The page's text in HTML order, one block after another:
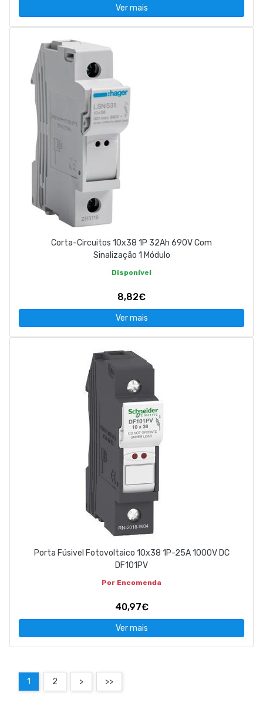
Ver mais
Corta-Circuitos 10x38 1P 32Ah 690V Com
Sinalização 1 Módulo
Disponível
8,82€
Ver mais
Porta Fúsivel Fotovoltaico 10x38 1P-25A 1000V DC
DF101PV
Por Encomenda
40,97€
Ver mais
1 2 > >>